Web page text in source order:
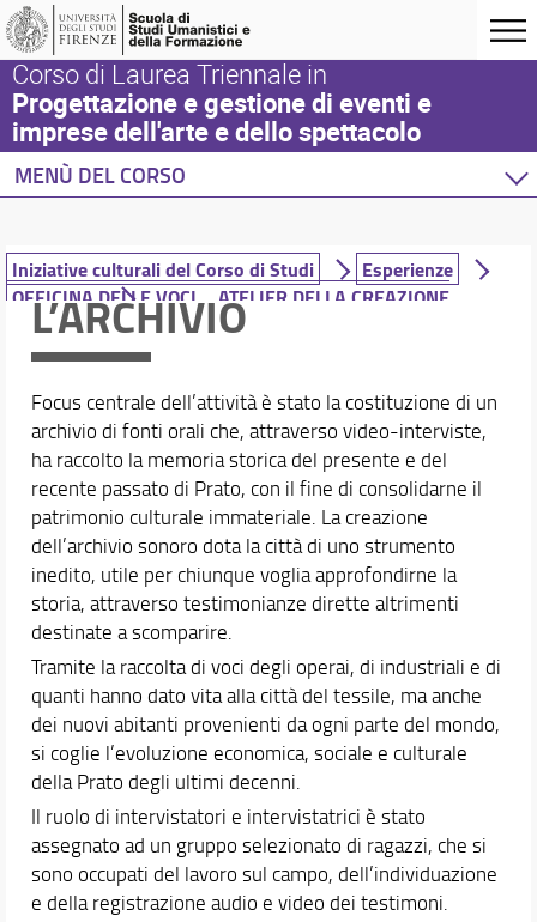
Corso di Laurea Triennale in
Progettazione e gestione di eventi e
imprese dell'arte e dello spettacolo
MENÙ DEL CORSO
Corso di studio
Presentazione del corso
Sedi e strutture
Norme e regolamenti
Per iscriversi
Per laurearsi
Post Laurea
Iniziative culturali del Corso di Studi
Qualità del CdS
Studenti con disabilità o DSA
Mailing list e social del Corso
Segnalazioni e reclami
Area riservata
Didattica
Docenti
Orario e calendari
Iniziative culturali del Corso di Studi
Esperienze
OFFICINA DELLE VOCI _ ATELIER DELLA CREAZIONE
GIOVANILE
L’ARCHIVIO
Focus centrale dell’attività è stato la costituzione di un
archivio di fonti orali che, attraverso video-interviste,
ha raccolto la memoria storica del presente e del
recente passato di Prato, con il fine di consolidarne il
patrimonio culturale immateriale. La creazione
dell’archivio sonoro dota la città di uno strumento
inedito, utile per chiunque voglia approfondirne la
storia, attraverso testimonianze dirette altrimenti
destinate a scomparire.
Tramite la raccolta di voci degli operai, di industriali e di
quanti hanno dato vita alla città del tessile, ma anche
dei nuovi abitanti provenienti da ogni parte del mondo,
si coglie l’evoluzione economica, sociale e culturale
della Prato degli ultimi decenni.
Il ruolo di intervistatori e intervistatrici è stato
assegnato ad un gruppo selezionato di ragazzi, che si
sono occupati del lavoro sul campo, dell’individuazione
e della registrazione audio e video dei testimoni.